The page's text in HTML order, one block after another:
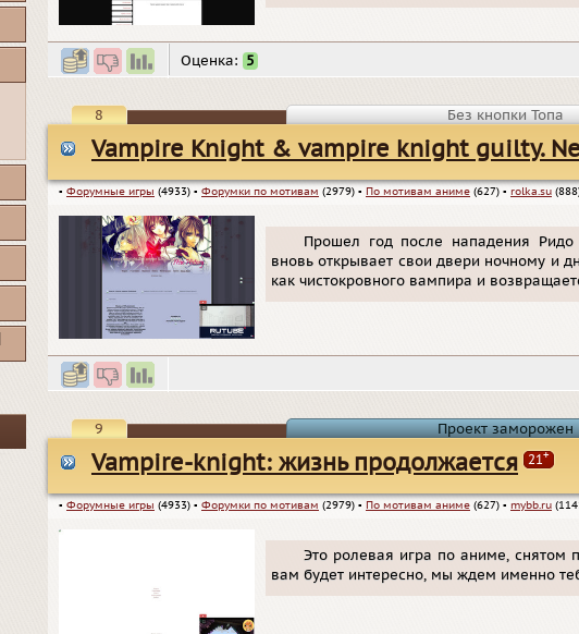
Оценка: 5
Без кнопки Топа
8
Vampire Knight & vampire knight guilty.
▪ Форумные игры (4933) ▪ Форумки по мотивам (2979) ▪ По мотивам аниме (627) ▪ rolka.su
Прошел год после нападения
вновь открывает свои двери ночному и
как чистокровного вампира и
Проект заморожен
9
Vampire-knight: жизнь продолжается 21+
▪ Форумные игры (4933) ▪ Форумки по мотивам (2979) ▪ По мотивам аниме (627) ▪ mybb.ru
Это ролевая игра по аниме, снятом
вам будет интересно, мы ждем именно